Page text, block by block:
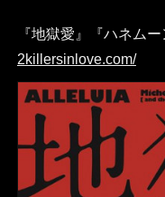
『地獄愛』『ハネム
2killersinlove.com/